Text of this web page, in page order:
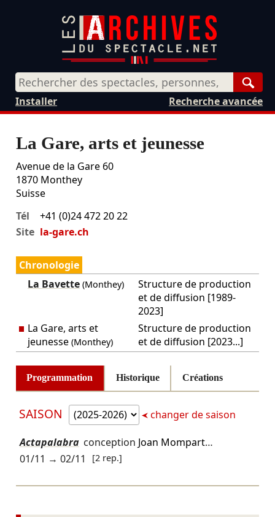
Recherche avancée
Installer
La Gare, arts et jeunesse
Avenue de la Gare 60
1870 Monthey
Suisse
Tél
+41 (0)24 472 20 22
Site la-gare.ch
Chronologie
La Bavette(Monthey)
Structure de production
et de diffusion [1989-
2023]
La Gare, arts et
jeunesse (Monthey)
Structure de production
et de diffusion [2023...]
Programmation Historique Créations
SAISON changer de saison
Actapalabra conception Joan Mompart…
01/11 → 02/11 [2 rep.]